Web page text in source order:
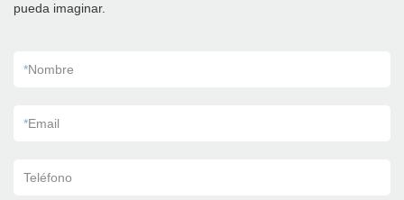
pueda imaginar.
*Nombre
*Email
Teléfono